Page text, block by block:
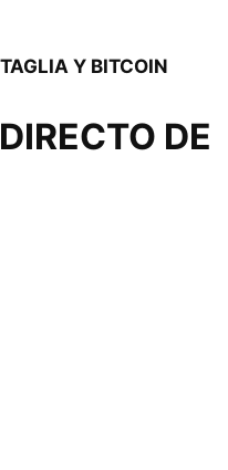
Y BITCOIN
DE